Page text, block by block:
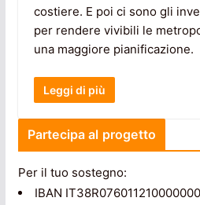
costiere. E poi ci sono gli
per rendere vivibili le
una maggiore pianificazione.
Leggi di più
Partecipa al progetto
Per il tuo sostegno:
IBAN